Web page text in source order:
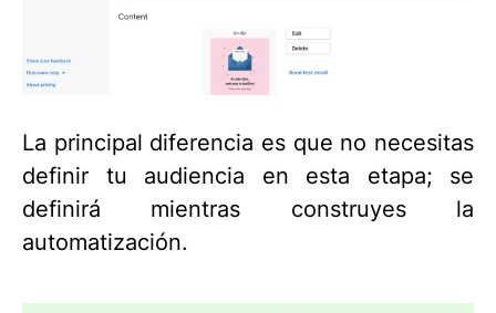
La principal diferencia es que no necesitas
definir tu audiencia en esta etapa; se
definirá mientras construyes la
automatización.